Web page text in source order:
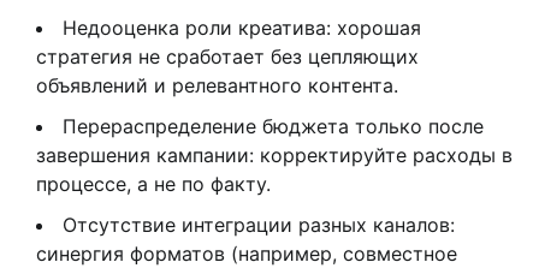
Недооценка роли креатива: хорошая
стратегия не сработает без цепляющих
объявлений и релевантного контента.
Перераспределение бюджета только после
завершения кампании: корректируйте расходы в
процессе, а не по факту.
Отсутствие интеграции разных каналов:
синергия форматов (например, совместное